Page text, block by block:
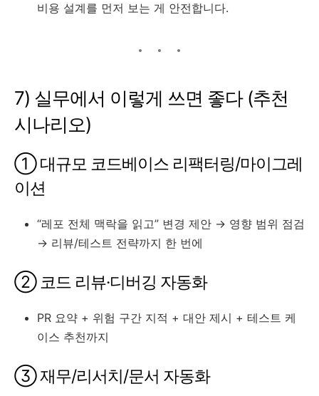
비용 설계를 먼저 보는 게 안전합니다.
7) 실무에서 이렇게 쓰면 좋다 (추천
시나리오)
① 대규모 코드베이스 리팩터링/마이그레
이션
“레포 전체 맥락을 읽고” 변경 제안 → 영향 범위 점검
→ 리뷰/테스트 전략까지 한 번에
② 코드 리뷰·디버깅 자동화
PR 요약 + 위험 구간 지적 + 대안 제시 + 테스트 케
이스 추천까지
③ 재무/리서치/문서 자동화